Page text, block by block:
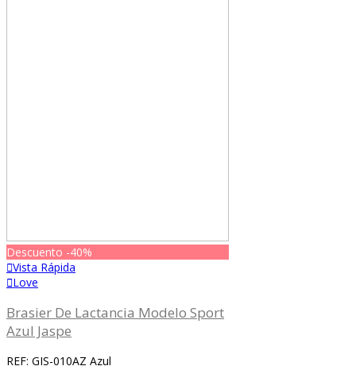
Descuento -40%
Vista Rápida
Love
Brasier De Lactancia Modelo Sport
Azul Jaspe
REF: GIS-010AZ Azul